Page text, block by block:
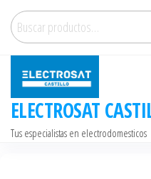
Saltar
contenido
Buscar
por:
ELECTROSAT
Tus especialistas en electrodomesticos